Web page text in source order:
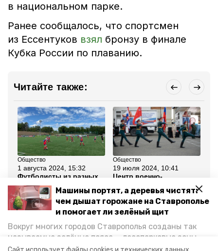
Машины портят, а деревья чистят:
чем дышат горожане на Ставрополье
и помогает ли зелёный щит
Вокруг многих городов Ставрополья созданы так
называемые зелёные пояса — лесопарковые зоны,
снижающие негативное воздействие выхлопных
в национальном парке. ⠀
Ранее сообщалось, что спортсмен
из Ессентуков взял бронзу в финале
Кубка России по плаванию.
Читайте также:
Общество
1 августа 2024, 15:32
Футболисты из разных
регионов России
приехали в Ессентуки на
финал соревнований
Общество
19 июля 2024, 10:41
Центр военно-
воспитания откроют в
Ессентуках
Все новости